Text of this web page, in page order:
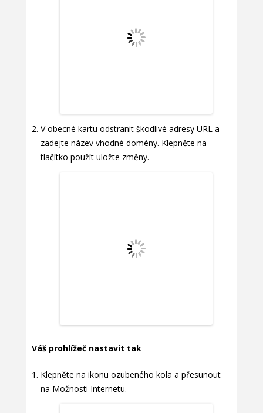
V obecné kartu odstranit škodlivé adresy URL a
zadejte název vhodné domény. Klepněte na
tlačítko použít uložte změny.
Váš prohlížeč nastavit tak
Klepněte na ikonu ozubeného kola a přesunout
na Možnosti Internetu.